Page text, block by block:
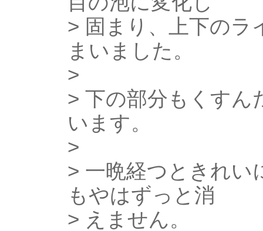
> 固まり、上下のラ
まいました。
>
> 下の部分もくすん
います。
>
> 一晩経つときれい
もやはずっと消
> えません。